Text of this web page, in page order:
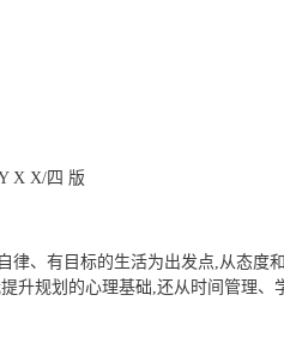
X X/四 版
律、有目标的生活为出发点,从态度
升规划的心理基础,还从时间管理